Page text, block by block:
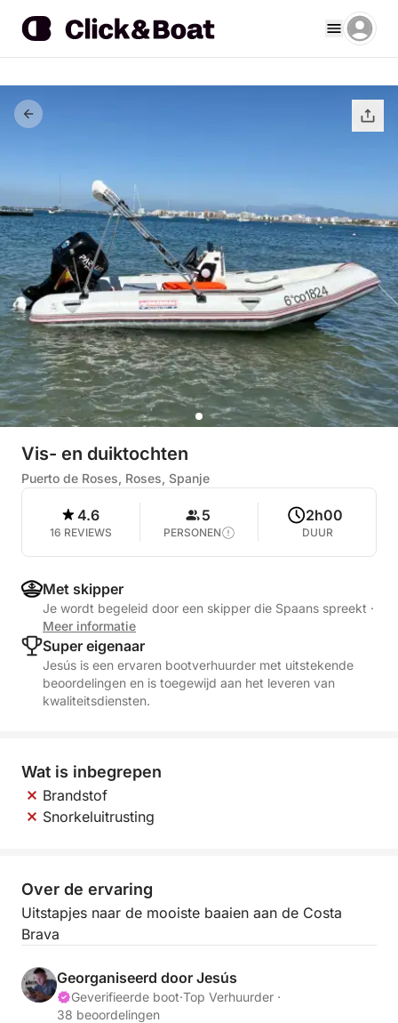
Vis- en duiktochten
Puerto de Roses, Roses, Spanje
4.6
16 REVIEWS
5
PERSONEN
2h00
DUUR
Met skipper
Je wordt begeleid door een skipper die Spaans spreekt ·
Meer informatie
Super eigenaar
Jesús is een ervaren bootverhuurder met uitstekende
beoordelingen en is toegewijd aan het leveren van
kwaliteitsdiensten.
Wat is inbegrepen
Brandstof
Snorkeluitrusting
Over de ervaring
Uitstapjes naar de mooiste baaien aan de Costa
Brava
Georganiseerd door Jesús
Geverifieerde boot·Top Verhuurder ·
38 beoordelingen